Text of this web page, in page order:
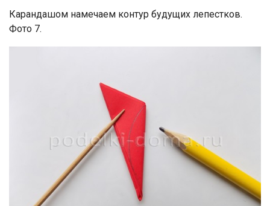
Карандашом намечаем контур будущих лепестков.
Фото 7.